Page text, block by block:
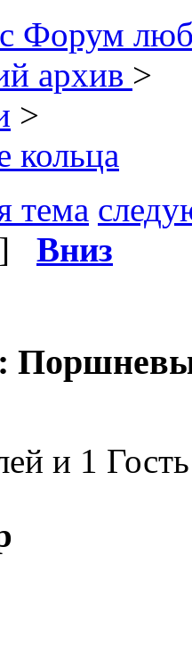
Форум
архив >
>
кольца
тема
] Вниз
и 1